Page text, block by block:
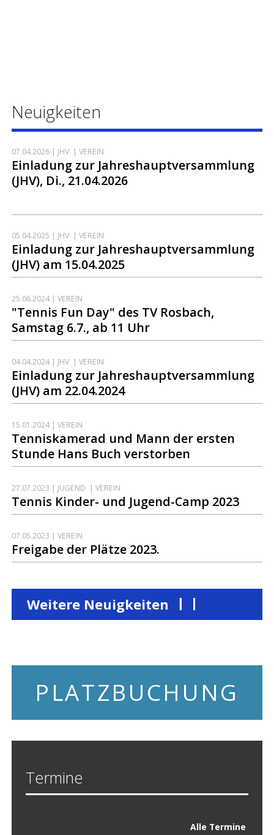
Neuigkeiten
07.04.2026| JHV | VEREIN
Einladung zur Jahreshauptversammlung
(JHV), Di., 21.04.2026
05.04.2025 | JHV | VEREIN
Einladung zur Jahreshauptversammlung
(JHV) am 15.04.2025
25.06.2024| VEREIN
"Tennis Fun Day" des TV Rosbach,
Samstag 6.7., ab 11 Uhr
04.04.2024| JHV | VEREIN
Einladung zur Jahreshauptversammlung
(JHV) am 22.04.2024
15.01.2024| VEREIN
Tenniskamerad und Mann der ersten
Stunde Hans Buch verstorben
27.07.2023 | JUGEND | VEREIN
Tennis Kinder- und Jugend-Camp 2023
07.05.2023 | VEREIN
Freigabe der Plätze 2023.
Weitere Neuigkeiten
PLATZBUCHUNG
Termine
Alle Termine